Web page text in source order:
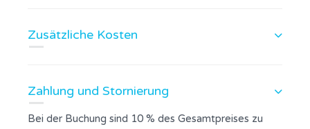
Zusätzliche Kosten
Zahlung und Stornierung
Bei der Buchung sind 10 % des Gesamtpreises zu